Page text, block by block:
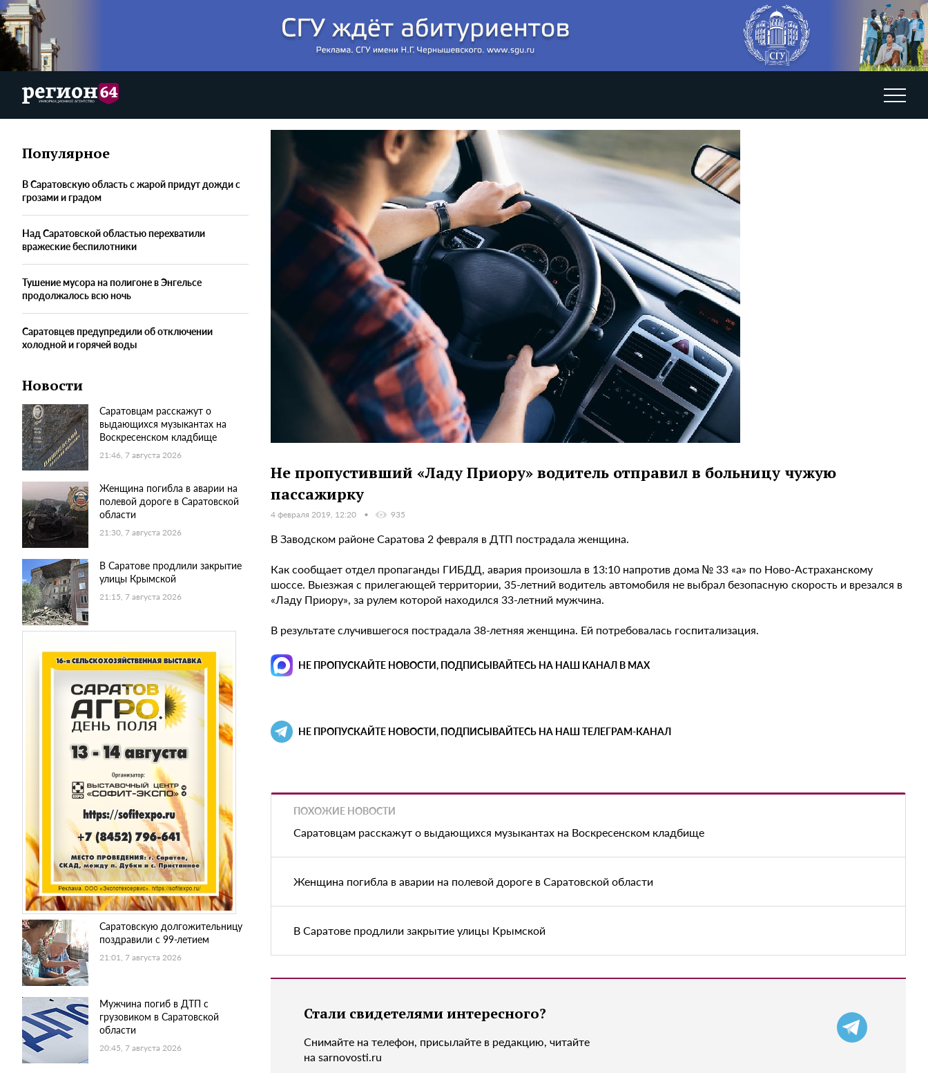
Популярное
В Саратовскую область с жарой придут дожди с
грозами и градом
Над Саратовской областью перехватили
вражеские беспилотники
Тушение мусора на полигоне в Энгельсе
продолжалось всю ночь
Саратовцев предупредили об отключении
холодной и горячей воды
Новости
Саратовцам расскажут о
выдающихся музыкантах на
Воскресенском кладбище
21:46, 7 августа 2026
Женщина погибла в аварии на
полевой дороге в Саратовской
области
21:30, 7 августа 2026
В Саратове продлили закрытие
улицы Крымской
21:15, 7 августа 2026
Саратовскую долгожительницу
поздравили с 99-летием
21:01, 7 августа 2026
Мужчина погиб в ДТП с
грузовиком в Саратовской
области
20:45, 7 августа 2026
Не пропустивший «Ладу Приору» водитель отправил в больницу чужую
пассажирку
4 февраля 2019, 12:20 935
В Заводском районе Саратова 2 февраля в ДТП пострадала женщина.
Как сообщает отдел пропаганды ГИБДД, авария произошла в 13:10 напротив дома № 33 «а» по Ново-Астраханскому
шоссе. Выезжая с прилегающей территории, 35-летний водитель автомобиля не выбрал безопасную скорость и врезался в
«Ладу Приору», за рулем которой находился 33-летний мужчина.
В результате случившегося пострадала 38-летняя женщина. Ей потребовалась госпитализация.
НЕ ПРОПУСКАЙТЕ НОВОСТИ, ПОДПИСЫВАЙТЕСЬ НА НАШ КАНАЛ В MAX
НЕ ПРОПУСКАЙТЕ НОВОСТИ, ПОДПИСЫВАЙТЕСЬ НА НАШ ТЕЛЕГРАМ-КАНАЛ
ПОХОЖИЕ НОВОСТИ
Саратовцам расскажут о выдающихся музыкантах на Воскресенском кладбище
Женщина погибла в аварии на полевой дороге в Саратовской области
В Саратове продлили закрытие улицы Крымской
Стали свидетелями интересного?
Снимайте на телефон, присылайте в редакцию, читайте
на sarnovosti.ru